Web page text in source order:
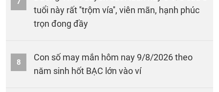
tuổi này rất ''trộm vía'', viên mãn, hạnh phúc
trọn đong đầy
8
Con số may mắn hôm nay 9/8/2026 theo
năm sinh hốt BẠC lớn vào ví